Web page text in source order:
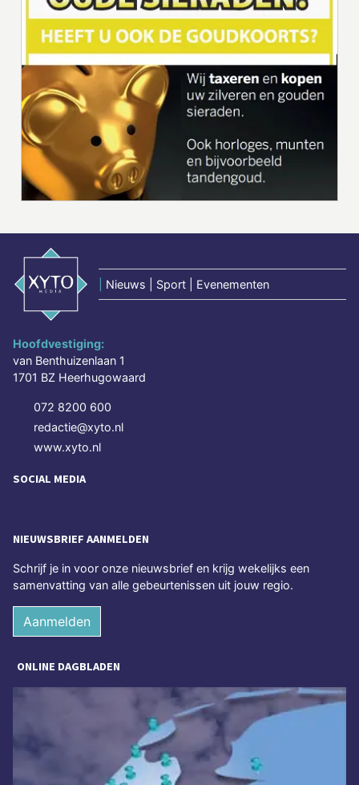
Nieuws | Sport | Evenementen
Hoofdvestiging:
van Benthuizenlaan 1
1701 BZ Heerhugowaard
072 8200 600
redactie@xyto.nl
www.xyto.nl
SOCIAL MEDIA
NIEUWSBRIEF AANMELDEN
Schrijf je in voor onze nieuwsbrief en krijg wekelijks een
samenvatting van alle gebeurtenissen uit jouw regio.
Aanmelden
ONLINE DAGBLADEN